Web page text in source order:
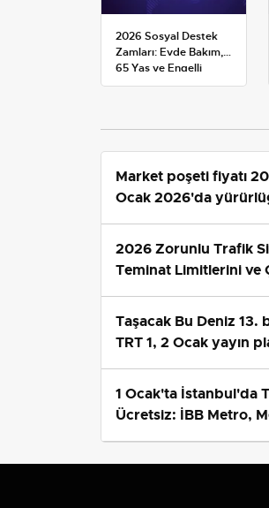
2026 Sosyal Destek
Zamları: Evde Bakım,
65 Yaş ve Engelli
Maaşlarında Yeni
Market poşeti fiyatı
Ocak 2026'da
2026 Zorunlu Trafik
Teminat Limitlerini ve
Taşacak Bu Deniz 13.
TRT 1, 2 Ocak yayın
1 Ocak'ta İstanbul'da
Ücretsiz: İBB Metro,